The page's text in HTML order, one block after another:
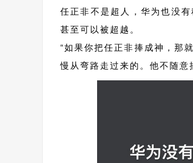
任正非不是超人，华为也没
甚至可以被超越。
“如果你把任正非捧成神，那
慢从弯路走过来的。他不随意